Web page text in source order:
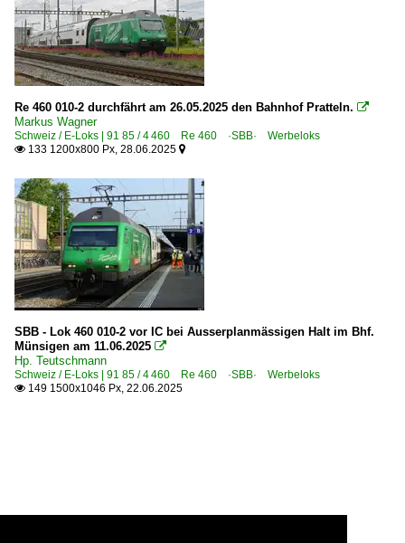
Re 460 010-2 durchfährt am 26.05.2025 den Bahnhof Pratteln. 
Markus Wagner
Schweiz / E-Loks | 91 85 / 4 460 Re 460 ·SBB· Werbeloks
 133 1200x800 Px, 28.06.2025 
SBB - Lok 460 010-2 vor IC bei Ausserplanmässigen Halt im Bhf.
Münsigen am 11.06.2025 
Hp. Teutschmann
Schweiz / E-Loks | 91 85 / 4 460 Re 460 ·SBB· Werbeloks
 149 1500x1046 Px, 22.06.2025